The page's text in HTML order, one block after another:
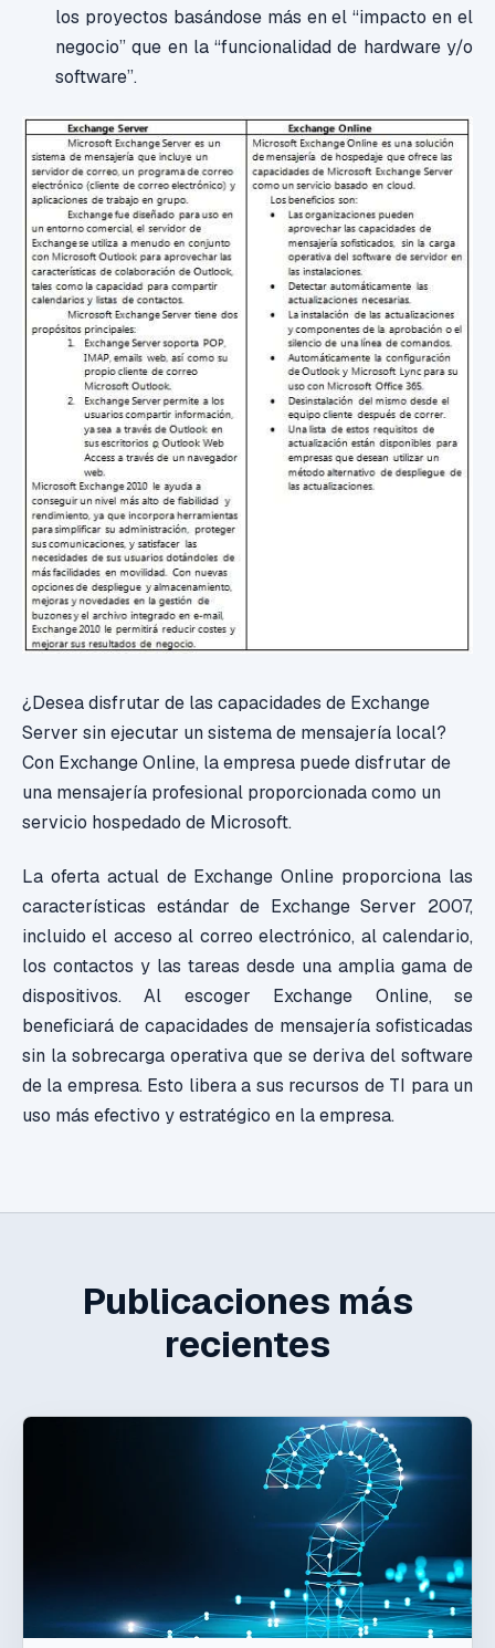
los proyectos basándose más en el “impacto en el
negocio” que en la “funcionalidad de hardware y/o
software”.
¿Desea disfrutar de las capacidades de Exchange
Server sin ejecutar un sistema de mensajería local?
Con Exchange Online, la empresa puede disfrutar de
una mensajería profesional proporcionada como un
servicio hospedado de Microsoft.
La oferta actual de Exchange Online proporciona las
características estándar de Exchange Server 2007,
incluido el acceso al correo electrónico, al calendario,
los contactos y las tareas desde una amplia gama de
dispositivos. Al escoger Exchange Online, se
beneficiará de capacidades de mensajería sofisticadas
sin la sobrecarga operativa que se deriva del software
de la empresa. Esto libera a sus recursos de TI para un
uso más efectivo y estratégico en la empresa.
Publicaciones más
recientes